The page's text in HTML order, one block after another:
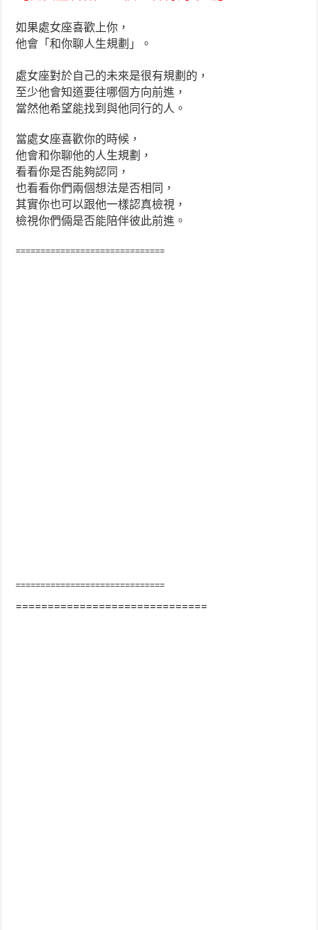
如果處女座喜歡上你，
他會「和你聊人生規劃」。
處女座對於自己的未來是很有規劃的，
至少他會知道要往哪個方向前進，
當然他希望能找到與他同行的人。
當處女座喜歡你的時候，
他會和你聊他的人生規劃，
看看你是否能夠認同，
也看看你們兩個想法是否相同，
其實你也可以跟他一樣認真檢視，
檢視你們倆是否能陪伴彼此前進。
==============================
==============================
==============================